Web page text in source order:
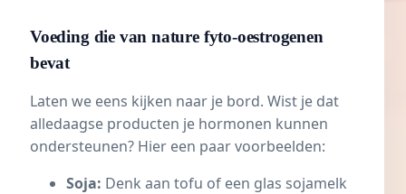
Voeding die van nature fyto-oestrogenen
bevat
Laten we eens kijken naar je bord. Wist je dat
alledaagse producten je hormonen kunnen
ondersteunen? Hier een paar voorbeelden:
Soja: Denk aan tofu of een glas sojamelk